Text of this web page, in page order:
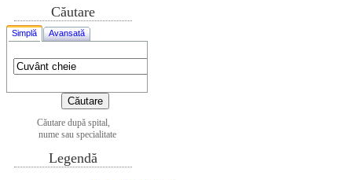
Căutare
Simplă Avansată
Căutare după spital,
nume sau specialitate
Legendă